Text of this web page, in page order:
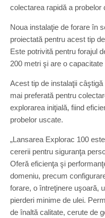
colectarea rapidă a probelor
Noua instalaţie de forare în
proiectată pentru acest tip
Este potrivită pentru forajul
200 metri şi are o
Acest tip de instalaţii
mai preferată pentru
explorarea iniţială, fiind
probelor uscate.
„Lansarea Explorac 100
cererii pentru siguranţa
Oferă eficienţa şi
domeniu, precum
forare, o întreţinere uşoară,
pierderi minime de ulei.
de înaltă calitate, cerute de